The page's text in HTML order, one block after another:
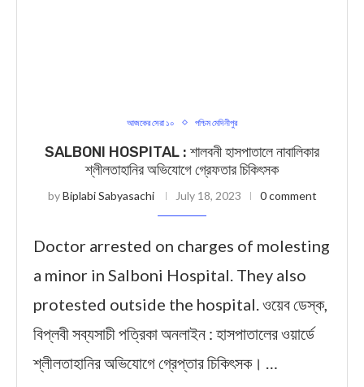
আজকের সেরা ১০ পশ্চিম মেদিনীপুর
SALBONI HOSPITAL : শালবনী হাসপাতালে নাবালিকার
শ্লীলতাহানির অভিযোগে গ্রেফতার চিকিৎসক
byBiplabi Sabyasachi July 18, 2023 0 comment
Doctor arrested on charges of molesting
a minor in Salboni Hospital. They also
protested outside the hospital. ওয়েব ডেস্ক,
বিপ্লবী সব্যসাচী পত্রিকা অনলাইন : হাসপাতালের ওয়ার্ডে
শ্লীলতাহানির অভিযোগে গ্রেপ্তার চিকিৎসক। …